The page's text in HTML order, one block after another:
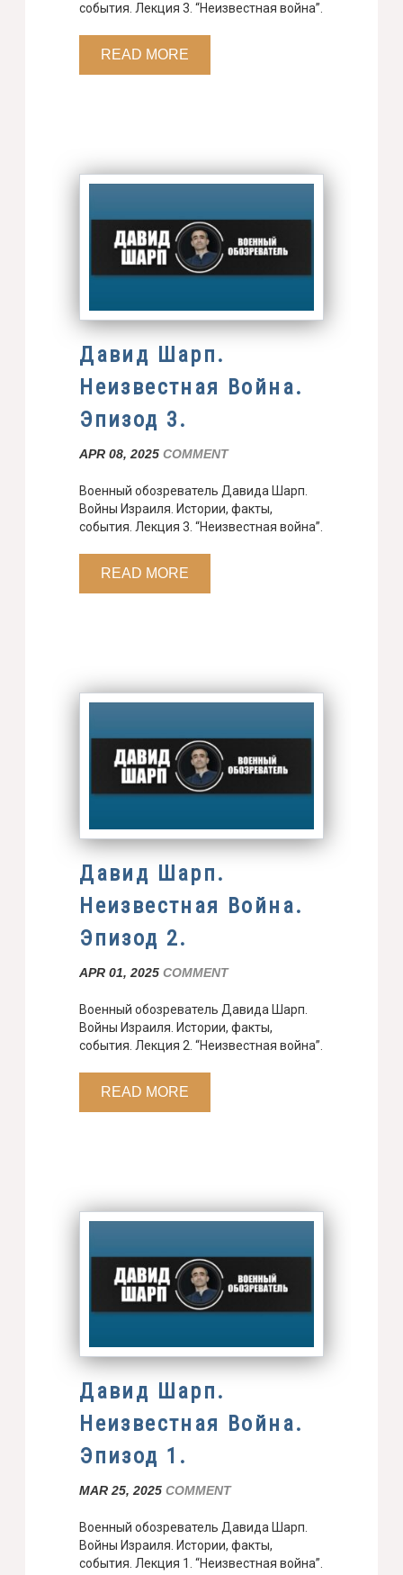
события. Лекция 3. “Неизвестная война”.
READ MORE
Давид Шарп.
Неизвестная Война.
Эпизод 3.
APR 08, 2025 COMMENT
Военный обозреватель Давида Шарп.
Войны Израиля. Истории, факты,
события. Лекция 3. “Неизвестная война”.
READ MORE
Давид Шарп.
Неизвестная Война.
Эпизод 2.
APR 01, 2025 COMMENT
Военный обозреватель Давида Шарп.
Войны Израиля. Истории, факты,
события. Лекция 2. “Неизвестная война”.
READ MORE
Давид Шарп.
Неизвестная Война.
Эпизод 1.
MAR 25, 2025 COMMENT
Военный обозреватель Давида Шарп.
Войны Израиля. Истории, факты,
события. Лекция 1. “Неизвестная война”.